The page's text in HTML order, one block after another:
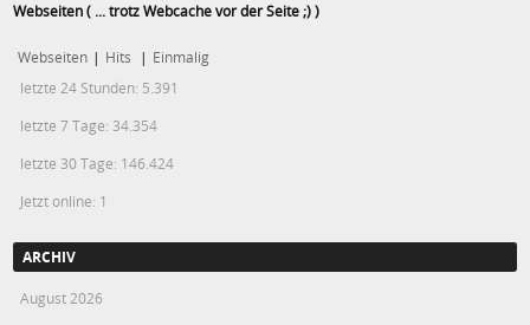
Webseiten ( ... trotz Webcache vor der Seite ;) )
Webseiten | Hits | Einmalig
letzte 24 Stunden: 5.391
letzte 7 Tage: 34.354
letzte 30 Tage: 146.424
Jetzt online: 1
ARCHIV
August 2026